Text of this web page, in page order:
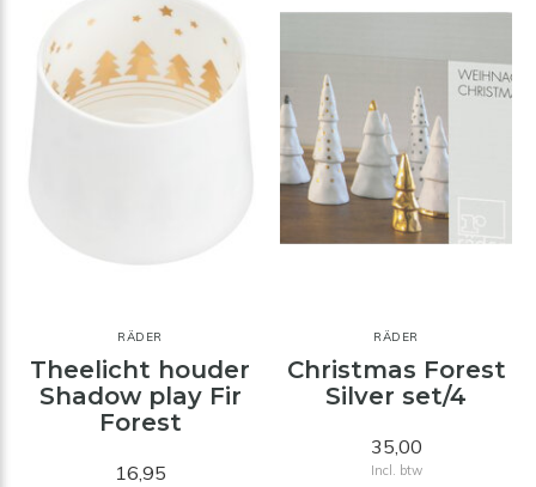
RÄDER
Theelicht houder
Shadow play Fir
Forest
16,95
RÄDER
Christmas Forest
Silver set/4
35,00
Incl. btw